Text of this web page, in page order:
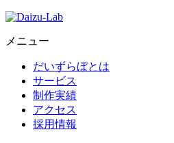
メニュー
だいずらぼとは
サービス
制作実績
アクセス
採用情報